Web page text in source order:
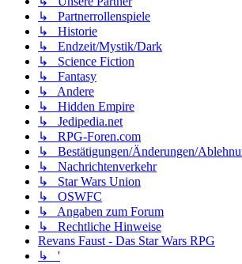
↳ Partnerrollenspiele
↳ Historie
↳ Endzeit/Mystik/Dark
↳ Science Fiction
↳ Fantasy
↳ Andere
↳ Hidden Empire
↳ Jedipedia.net
↳ RPG-Foren.com
↳ Bestätigungen/Änderungen/
↳ Nachrichtenverkehr
↳ Star Wars Union
↳ OSWFC
↳ Angaben zum Forum
↳ Rechtliche Hinweise
Revans Faust - Das Star Wars RPG
↳ '